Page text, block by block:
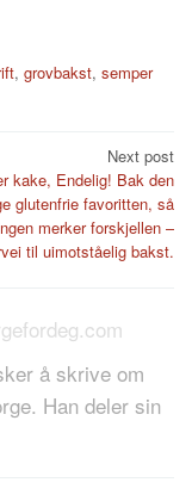
, grovbakst, semper
Next post
kake, Endelig! Bak den
glutenfrie favoritten, så
merker forskjellen –
til uimotståelig bakst.
å skrive om
Han deler sin